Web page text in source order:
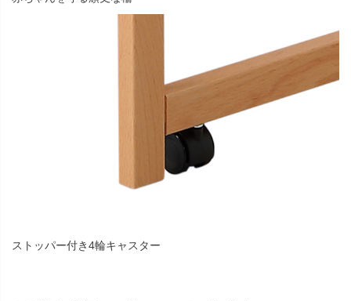
ストッパー付き4輪キャスター